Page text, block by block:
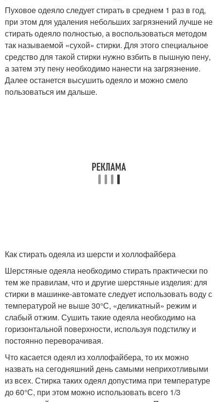
Пуховое одеяло следует стирать в среднем 1 раз в год,
при этом для удаления небольших загрязнений лучше не
стирать одеяло полностью, а воспользоваться методом
так называемой «сухой» стирки. Для этого специальное
средство для такой стирки нужно взбить в пышную пену,
а затем эту пену необходимо нанести на загрязнение.
Далее останется высушить одеяло и можно смело
пользоваться им дальше.
Как стирать одеяла из шерсти и холлофайбера
Шерстяные одеяла необходимо стирать практически по
тем же правилам, что и другие шерстяные изделия: для
стирки в машинке-автомате следует использовать воду с
температурой не выше 30°С, «деликатный» режим и
слабый отжим. Сушить такие одеяла необходимо на
горизонтальной поверхности, используя подстилку и
постоянно переворачивая.
Что касается одеял из холлофайбера, то их можно
назвать на сегодняшний день самыми неприхотливыми
из всех. Стирка таких одеял допустима при температуре
до 60°С, при этом можно использовать всего 1/3